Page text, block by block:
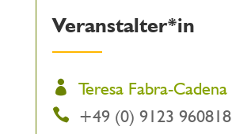
Veranstalter*in
Teresa Fabra-Cadena
+49 (0) 9123 960818